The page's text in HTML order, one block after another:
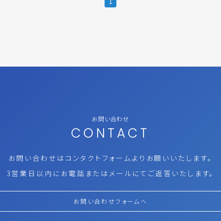
お問い合わせ
CONTACT
お問い合わせはコンタクトフォームより お願いいたします。
3営業日以内にお電話またはメールにて ご返答いたします。
お問い合わせフォームへ